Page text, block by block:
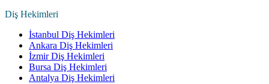
Diş Hekimleri
İstanbul Diş Hekimleri
Ankara Diş Hekimleri
İzmir Diş Hekimleri
Bursa Diş Hekimleri
Antalya Diş Hekimleri